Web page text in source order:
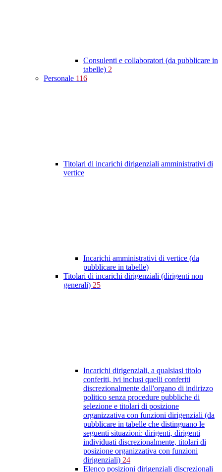
Consulenti e collaboratori (da pubblicare in
tabelle) 2
Personale 116
Titolari di incarichi dirigenziali amministrativi di
vertice
Incarichi amministrativi di vertice (da
pubblicare in tabelle)
Titolari di incarichi dirigenziali (dirigenti non
generali) 25
Incarichi dirigenziali, a qualsiasi titolo
conferiti, ivi inclusi quelli conferiti
discrezionalmente dall'organo di indirizzo
politico senza procedure pubbliche di
selezione e titolari di posizione
organizzativa con funzioni dirigenziali (da
pubblicare in tabelle che distinguano le
seguenti situazioni: dirigenti, dirigenti
individuati discrezionalmente, titolari di
posizione organizzativa con funzioni
dirigenziali) 24
Elenco posizioni dirigenziali discrezionali